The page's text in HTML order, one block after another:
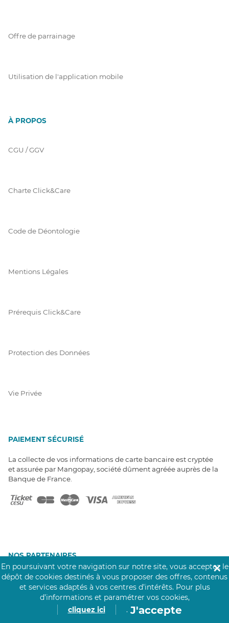
Offre de parrainage
Utilisation de l'application mobile
À PROPOS
CGU / GGV
Charte Click&Care
Code de Déontologie
Mentions Légales
Prérequis Click&Care
Protection des Données
Vie Privée
PAIEMENT SÉCURISÉ
La collecte de vos informations de carte bancaire est cryptée
et assurée par Mangopay, société dûment agréée auprès de la
Banque de France.
NOS PARTENAIRES
Click&Care est soutenu par les Groupes
Caisse des Dépôts et MAIF.
En poursuivant votre navigation sur notre site, vous acceptez le
dépôt de cookies destinés à vous proposer des offres, contenus
et services adaptés à vos centres d’intérêts. Pour plus
d’informations et paramétrer vos cookies,
cliquez ici
. J'accepte
✕